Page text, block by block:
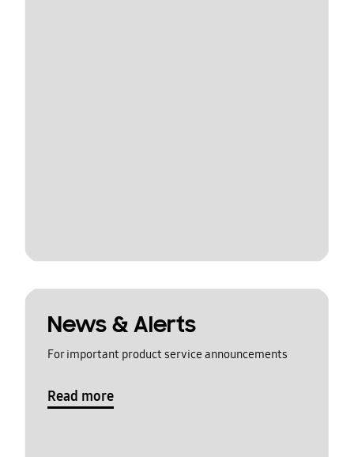
News & Alerts
For important product service announcements
Read more